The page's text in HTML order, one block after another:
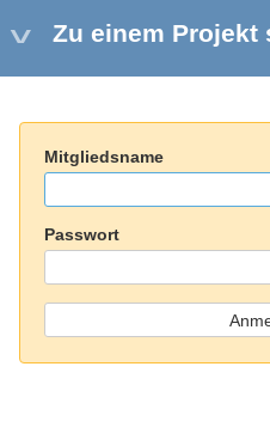
Zu einem Projekt
Mitgliedsname
Passwort